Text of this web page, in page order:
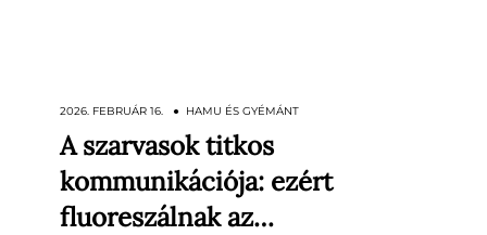
Míg a tápláléklánc csúcsán álló állatoknak
nincs okuk a rejtőzködésre, addig a
prédák – akárcsak a szarvasok –
2026. FEBRUÁR 16. ● HAMU ÉS GYÉMÁNT
A szarvasok titkos
kommunikációja: ezért
fluoreszálnak az…